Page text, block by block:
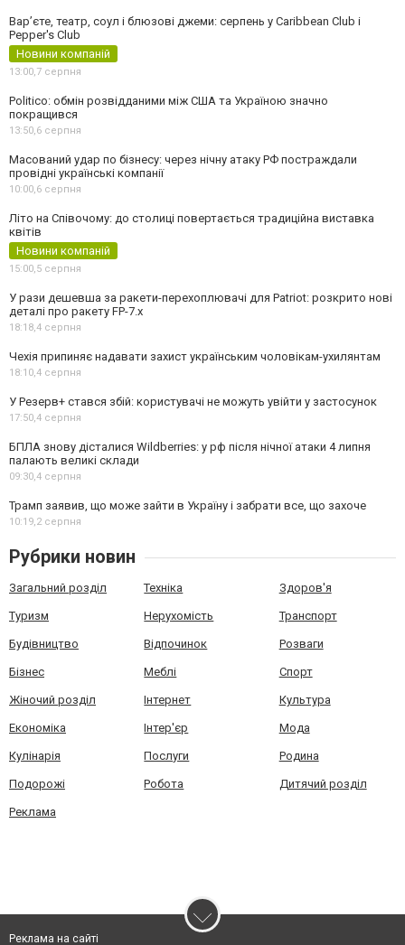
Вар’єте, театр, соул і блюзові джеми: серпень у Caribbean Club і
Pepper's Club
Новини компаній
13:00,7 серпня
Politico: обмін розвідданими між США та Україною значно
покращився
13:50,6 серпня
Масований удар по бізнесу: через нічну атаку РФ постраждали
провідні українські компанії
10:00,6 серпня
Літо на Співочому: до столиці повертається традиційна виставка
квітів
Новини компаній
15:00,5 серпня
У рази дешевша за ракети-перехоплювачі для Patriot: розкрито нові
деталі про ракету FP-7.x
18:18,4 серпня
Чехія припиняє надавати захист українським чоловікам-ухилянтам
18:10,4 серпня
У Резерв+ стався збій: користувачі не можуть увійти у застосунок
17:50,4 серпня
БПЛА знову дісталися Wildberries: у рф після нічної атаки 4 липня
палають великі склади
09:30,4 серпня
Трамп заявив, що може зайти в Україну і забрати все, що захоче
10:19,2 серпня
Рубрики новин
Загальний розділ Техніка Здоров'я
Туризм Нерухомість Транспорт
Будівництво Відпочинок Розваги
Бізнес Меблі Спорт
Жіночий розділ Інтернет Культура
Економіка Інтер'єр Мода
Кулінарія Послуги Родина
Подорожі Робота Дитячий розділ
Реклама
Реклама на сайті